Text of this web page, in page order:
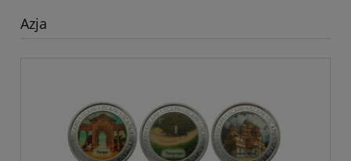
Azja